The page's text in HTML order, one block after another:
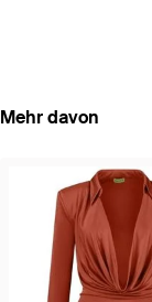
Mehr davon